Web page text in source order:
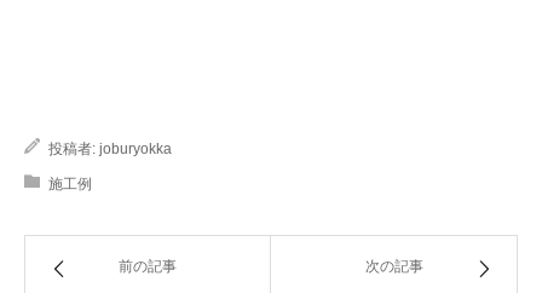
投稿者: joburyokka
施工例
前の記事 次の記事